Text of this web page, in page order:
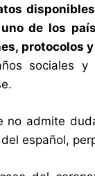
de los
protocolos
sociales y
no admite
español,